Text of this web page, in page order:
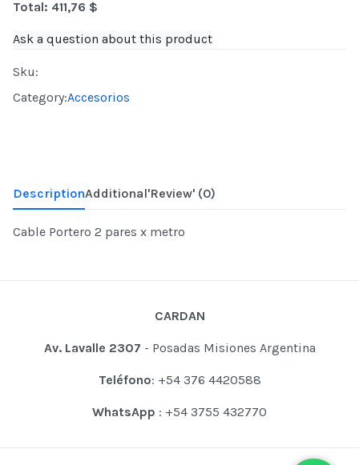
Total: 411,76 $
Ask a question about this product
Sku:
Category:Accesorios
DescriptionAdditional'Review' (0)
Cable Portero 2 pares x metro
CARDAN
Av. Lavalle 2307 - Posadas Misiones Argentina
Teléfono: +54 376 4420588
WhatsApp : +54 3755 432770